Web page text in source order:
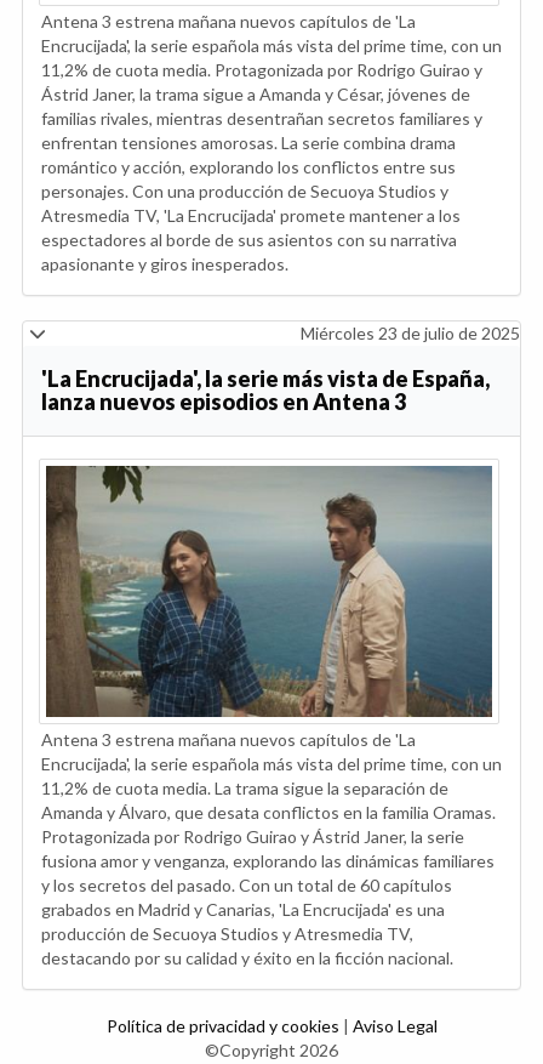
Antena 3 estrena mañana nuevos capítulos de 'La
Encrucijada', la serie española más vista del prime time, con un
11,2% de cuota media. Protagonizada por Rodrigo Guirao y
Ástrid Janer, la trama sigue a Amanda y César, jóvenes de
familias rivales, mientras desentrañan secretos familiares y
enfrentan tensiones amorosas. La serie combina drama
romántico y acción, explorando los conflictos entre sus
personajes. Con una producción de Secuoya Studios y
Atresmedia TV, 'La Encrucijada' promete mantener a los
espectadores al borde de sus asientos con su narrativa
apasionante y giros inesperados.
Miércoles 23 de julio de 2025
'La Encrucijada', la serie más vista de España,
lanza nuevos episodios en Antena 3
Antena 3 estrena mañana nuevos capítulos de 'La
Encrucijada', la serie española más vista del prime time, con un
11,2% de cuota media. La trama sigue la separación de
Amanda y Álvaro, que desata conflictos en la familia Oramas.
Protagonizada por Rodrigo Guirao y Ástrid Janer, la serie
fusiona amor y venganza, explorando las dinámicas familiares
y los secretos del pasado. Con un total de 60 capítulos
grabados en Madrid y Canarias, 'La Encrucijada' es una
producción de Secuoya Studios y Atresmedia TV,
destacando por su calidad y éxito en la ficción nacional.
Política de privacidad y cookies | Aviso Legal
©Copyright 2026